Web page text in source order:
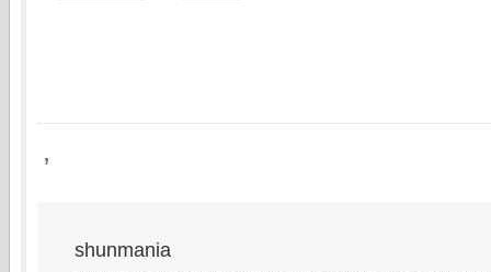
,
shunmania